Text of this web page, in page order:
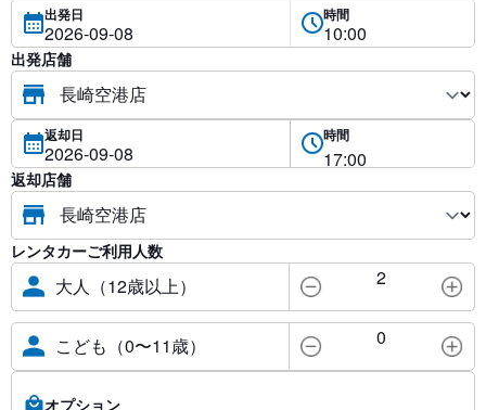
出発日 時間
出発店舗
返却日 時間
返却店舗
レンタカーご利用人数
大人（12歳以上） 2
こども（0〜11歳） 0
オプション